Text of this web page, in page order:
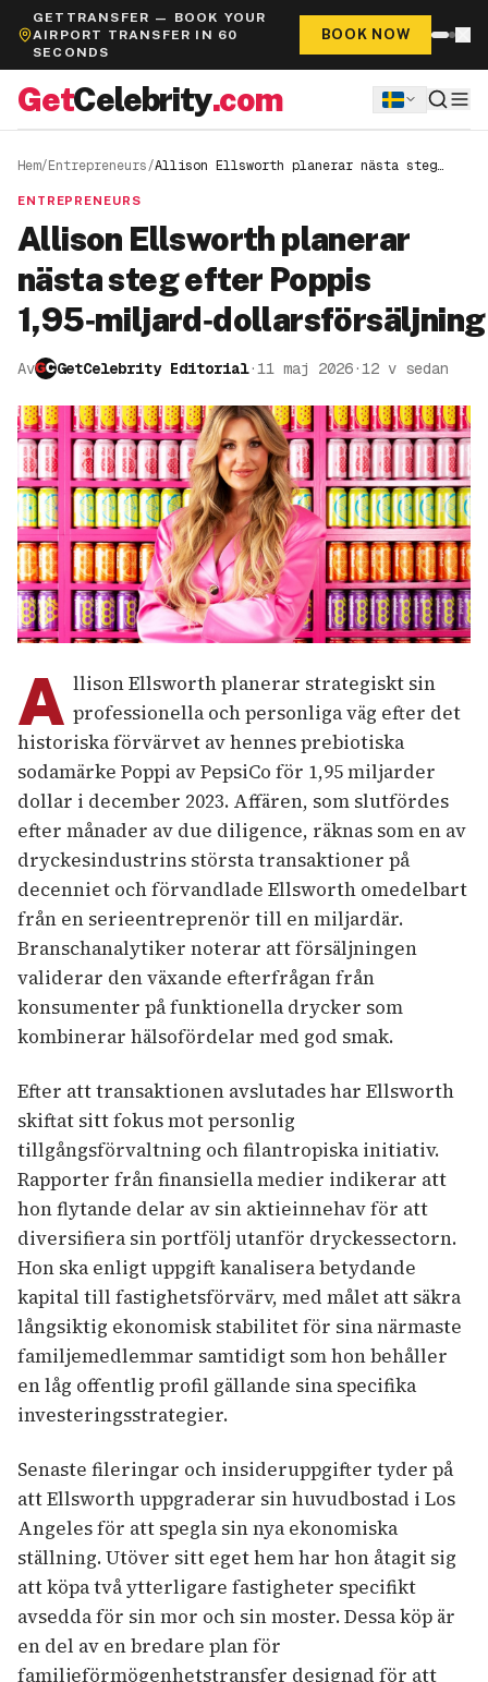
GETTRANSFER — BOOK YOUR
AIRPORT TRANSFER IN 60
SECONDS
BOOK NOW
GetCelebrity.com
Hem/Entrepreneurs/Allison Ellsworth planerar nästa steg
ENTREPRENEURS
Allison Ellsworth planerar
nästa steg efter Poppis
1,95‑miljard‑dollarsförsäljning
Av GetCelebrity Editorial·11 maj 2026·12 v sedan
A llison Ellsworth planerar strategiskt sin
professionella och personliga väg efter det
historiska förvärvet av hennes prebiotiska
sodamärke Poppi av PepsiCo för 1,95 miljarder
dollar i december 2023. Affären, som slutfördes
efter månader av due diligence, räknas som en av
dryckesindustrins största transaktioner på
decenniet och förvandlade Ellsworth omedelbart
från en serieentreprenör till en miljardär.
Branschanalytiker noterar att försäljningen
validerar den växande efterfrågan från
konsumenter på funktionella drycker som
kombinerar hälsofördelar med god smak.
Efter att transaktionen avslutades har Ellsworth
skiftat sitt fokus mot personlig
tillgångsförvaltning och filantropiska initiativ.
Rapporter från finansiella medier indikerar att
hon flytande delar av sin aktieinnehav för att
diversifiera sin portfölj utanför dryckessectorn.
Hon ska enligt uppgift kanalisera betydande
kapital till fastighetsförvärv, med målet att säkra
långsiktig ekonomisk stabilitet för sina närmaste
familjemedlemmar samtidigt som hon behåller
en låg offentlig profil gällande sina specifika
investeringsstrategier.
Senaste fileringar och insideruppgifter tyder på
att Ellsworth uppgraderar sin huvudbostad i Los
Angeles för att spegla sin nya ekonomiska
ställning. Utöver sitt eget hem har hon åtagit sig
att köpa två ytterligare fastigheter specifikt
avsedda för sin mor och sin moster. Dessa köp är
en del av en bredare plan för
familjeförmögenhetstransfer designad för att